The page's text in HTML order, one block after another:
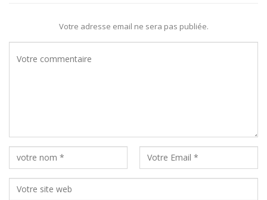
Votre adresse email ne sera pas publiée.